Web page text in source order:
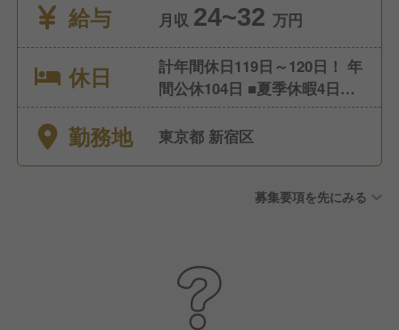
給与
月収 24~32 万円
休日
計年間休日119日～120日！ 年
間公休104日 ■夏季休暇4日
（特別休暇） ■冬季休暇5日
（特別休暇） ■有給休暇（最
勤務地 東京都 新宿区
募集要項を先にみる